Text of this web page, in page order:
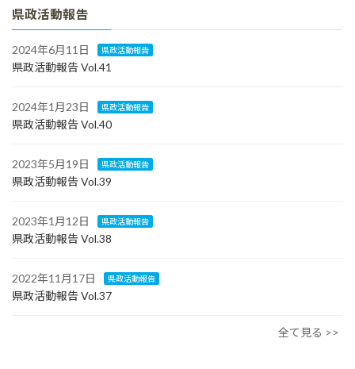
県政活動報告
2024年6月11日 県政活動報告
県政活動報告 Vol.41
2024年1月23日 県政活動報告
県政活動報告 Vol.40
2023年5月19日 県政活動報告
県政活動報告 Vol.39
2023年1月12日 県政活動報告
県政活動報告 Vol.38
2022年11月17日 県政活動報告
県政活動報告 Vol.37
全て見る >>